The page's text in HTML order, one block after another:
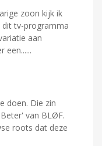
zoon kijk ik
dit tv-programma
aan
een...
doen. Die zin
van BLØF.
roots dat deze